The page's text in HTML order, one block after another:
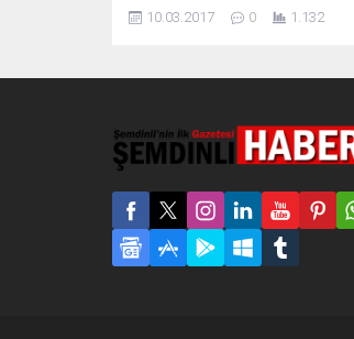
Bakanı Fatma Betül Kaya Sayan'ın
kiralandığı ortaya çıktı. AKP
Seçim Koordinasyon Merkezi,...
10.03.2017 0 1.132